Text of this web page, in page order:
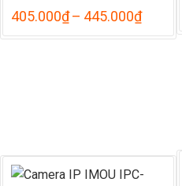
405.000₫– 445.000₫Khoảng
từ